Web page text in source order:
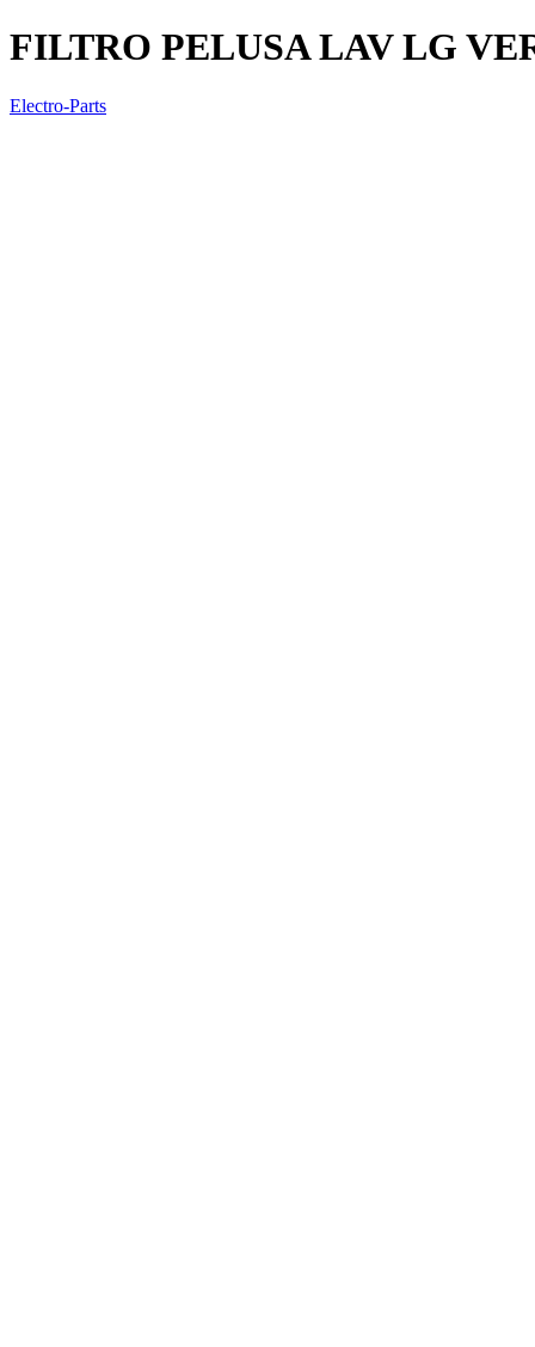
FILTRO PELUSA LAV LG
Electro-Parts